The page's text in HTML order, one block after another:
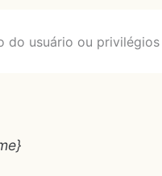
do usuário ou